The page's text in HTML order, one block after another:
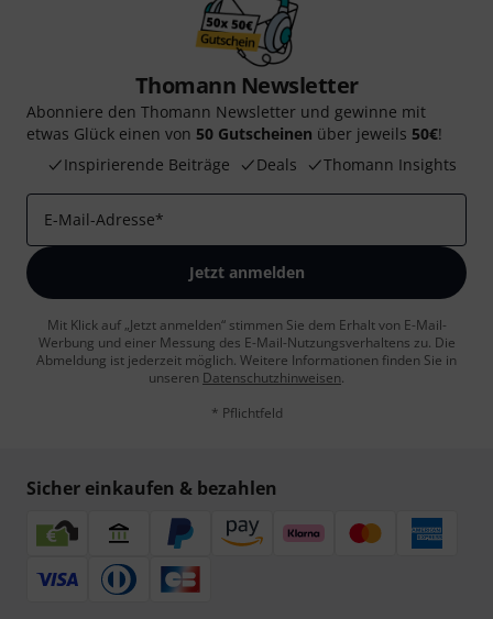
Thomann Newsletter
Abonniere den Thomann Newsletter und gewinne mit
etwas Glück einen von 50 Gutscheinen über jeweils 50€!
Inspirierende Beiträge
Deals Thomann Insights
E-Mail-Adresse*
Jetzt anmelden
Mit Klick auf „Jetzt anmelden“ stimmen Sie dem Erhalt von E-Mail-
Werbung und einer Messung des E-Mail-Nutzungsverhaltens zu. Die
Abmeldung ist jederzeit möglich. Weitere Informationen finden Sie in
unseren Datenschutzhinweisen.
* Pflichtfeld
Sicher einkaufen & bezahlen